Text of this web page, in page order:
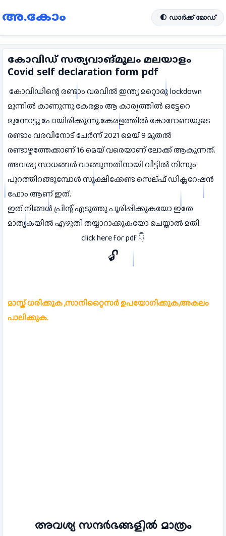
അ.കോം 🌓 ഡാർക്ക് മോഡ്
കോവിഡ് സത്യവാങ്മൂലം മലയാളം
Covid self declaration form pdf
കോവിഡിന്റെ രണ്ടാം വരവിൽ ഇന്ത്യ മറ്റൊരു lockdown
മുന്നിൽ കാണുന്നു.കേരളം ആ കാര്യത്തിൽ ഒട്ടേറെ
മുന്നോട്ടു പോയിരിക്കുന്നു.കേരളത്തിൽ കോറോണയുടെ
രണ്ടാം വരവിനോട് ചേർന്ന് 2021 മെയ് 9 മുതൽ
രണ്ടാഴ്ചത്തേക്കാണ് 16 മെയ് വരെയാണ് ലോക്ക് ആകുന്നത്.
അവശ്യ സാധങ്ങൾ വാങ്ങുന്നതിനായി വീട്ടിൽ നിന്നും
പുറത്തിറങ്ങുമ്പോൾ സൂക്ഷിക്കേണ്ട സെല്ഫ് ഡിക്ലറേഷൻ
ഫോം ആണ് ഇത്.
ഇത് നിങ്ങൾ പ്രിന്റ് എടുത്തു പൂരിപ്പിക്കുകയോ ഇതേ
മാതൃകയിൽ എഴുതി തയ്യാറാക്കുകയോ ചെയ്താൽ മതി.
click here for pdf 👇
🔓
മാസ്ക് ധരിക്കുക ,സാനിറ്റൈസർ ഉപയോഗിക്കുക,അകലം
പാലിക്കുക.
അവശ്യ സന്ദർഭങ്ങളിൽ മാത്രം